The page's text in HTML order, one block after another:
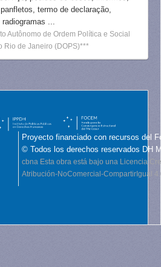
termo de declaração,
...
Autônomo de Ordem Política e Social
Rio de Janeiro (DOPS)***
Proyecto financiado con recursos del
© Todos los derechos reservados DH
cbna Esta obra está bajo una Licencia
Atribución-NoComercial-CompartirIgual